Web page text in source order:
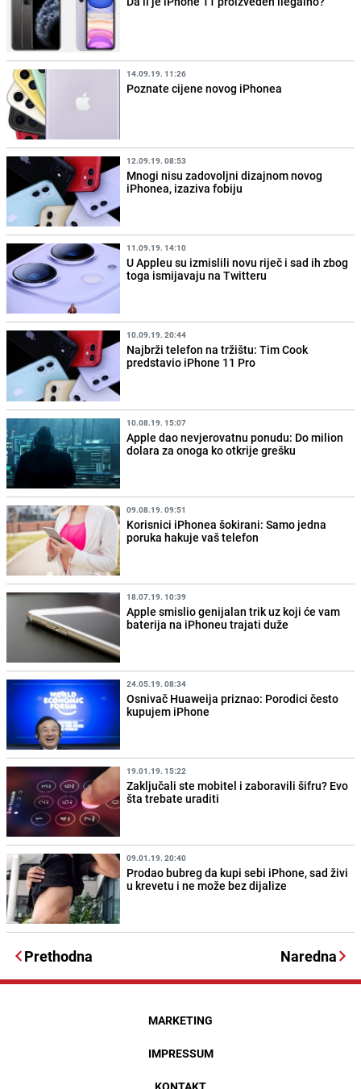
14.09.19. 11:26
Poznate cijene novog iPhonea
12.09.19. 08:53
Mnogi nisu zadovoljni dizajnom novog
iPhonea, izaziva fobiju
11.09.19. 14:10
U Appleu su izmislili novu riječ i sad ih zbog
toga ismijavaju na Twitteru
10.09.19. 20:44
Najbrži telefon na tržištu: Tim Cook
predstavio iPhone 11 Pro
10.08.19. 15:07
Apple dao nevjerovatnu ponudu: Do milion
dolara za onoga ko otkrije grešku
09.08.19. 09:51
Korisnici iPhonea šokirani: Samo jedna
poruka hakuje vaš telefon
18.07.19. 10:39
Apple smislio genijalan trik uz koji će vam
baterija na iPhoneu trajati duže
24.05.19. 08:34
Osnivač Huaweija priznao: Porodici često
kupujem iPhone
19.01.19. 15:22
Zaključali ste mobitel i zaboravili šifru? Evo
šta trebate uraditi
09.01.19. 20:40
Prodao bubreg da kupi sebi iPhone, sad živi
u krevetu i ne može bez dijalize
Prethodna Naredna
MARKETING
IMPRESSUM